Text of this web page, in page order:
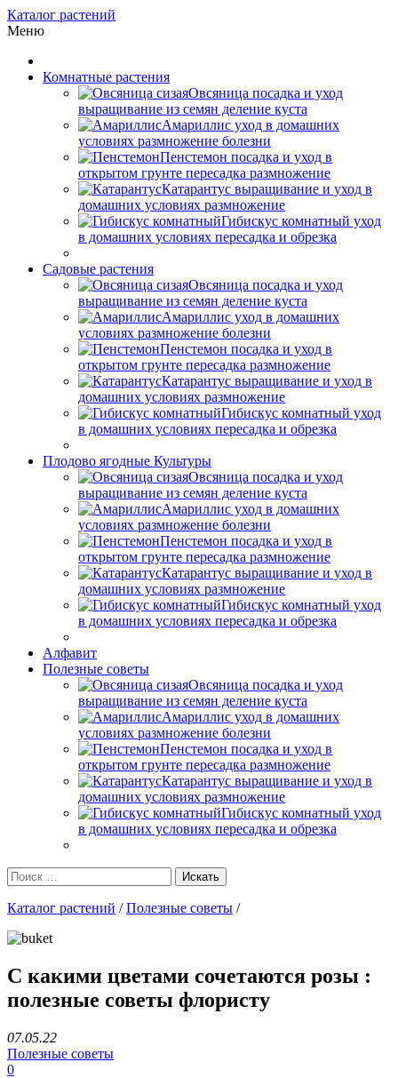
Каталог растений
Меню
Комнатные растения
Овсяница посадка и уход
выращивание из семян деление куста
Амариллис уход в домашних
условиях размножение болезни
Пенстемон посадка и уход в
открытом грунте пересадка размножение
Катарантус выращивание и уход в
домашних условиях размножение
Гибискус комнатный уход
в домашних условиях пересадка и обрезка
Садовые растения
Овсяница посадка и уход
выращивание из семян деление куста
Амариллис уход в домашних
условиях размножение болезни
Пенстемон посадка и уход в
открытом грунте пересадка размножение
Катарантус выращивание и уход в
домашних условиях размножение
Гибискус комнатный уход
в домашних условиях пересадка и обрезка
Плодово ягодные Культуры
Овсяница посадка и уход
выращивание из семян деление куста
Амариллис уход в домашних
условиях размножение болезни
Пенстемон посадка и уход в
открытом грунте пересадка размножение
Катарантус выращивание и уход в
домашних условиях размножение
Гибискус комнатный уход
в домашних условиях пересадка и обрезка
Алфавит
Полезные советы
Овсяница посадка и уход
выращивание из семян деление куста
Амариллис уход в домашних
условиях размножение болезни
Пенстемон посадка и уход в
открытом грунте пересадка размножение
Катарантус выращивание и уход в
домашних условиях размножение
Гибискус комнатный уход
в домашних условиях пересадка и обрезка
Каталог растений /Полезные советы /
С какими цветами сочетаются розы :
полезные советы флористу
07.05.22
Полезные советы
0